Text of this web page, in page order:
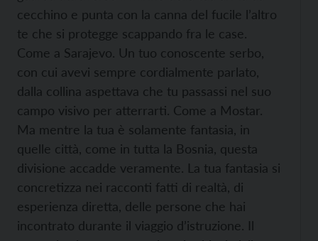
cecchino e punta con la canna del fucile l’altro
te che si protegge scappando fra le case.
Come a Sarajevo. Un tuo conoscente serbo,
con cui avevi sempre cordialmente parlato,
dalla collina aspettava che tu passassi nel suo
campo visivo per atterrarti. Come a Mostar.
Ma mentre la tua è solamente fantasia, in
quelle città, come in tutta la Bosnia, questa
divisione accadde veramente. La tua fantasia si
concretizza nei racconti fatti di realtà, di
esperienza diretta, delle persone che hai
incontrato durante il viaggio d’istruzione. Il